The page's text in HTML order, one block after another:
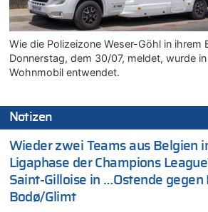
Wie die Polizeizone Weser-Göhl in ihrem
Donnerstag, dem 30/07, meldet, wurde
Wohnmobil entwendet.
Notizen
Wieder zwei Teams aus Belgien
Ligaphase der Champions
Saint-Gilloise in …Ostende gegen
Bodø/Glimt